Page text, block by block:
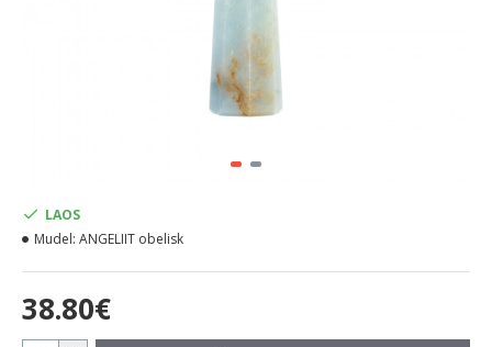
38.80€
LAOS
Mudel: ANGELIIT obelisk